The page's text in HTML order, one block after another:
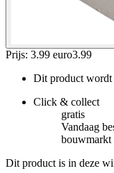
Prijs: 3.99 euro3.99
Dit product wordt
Click & collect
gratis
Vandaag
bouwmarkt
Dit product is in deze